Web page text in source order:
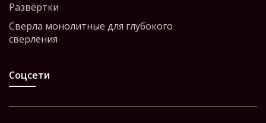
Развёртки
Сверла монолитные для глубокого
сверления
Соцсети